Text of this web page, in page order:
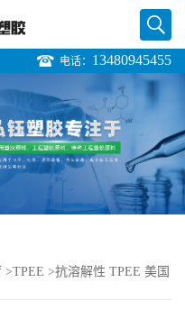
电话： 13480945455
>TPEE >抗溶解性 TPEE 美国